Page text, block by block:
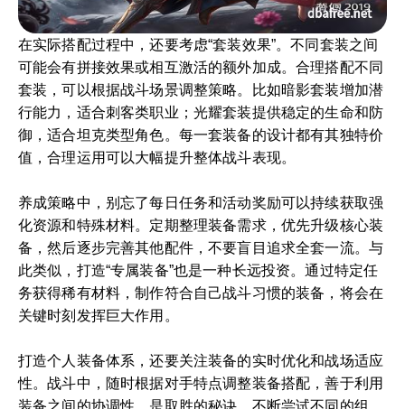
在实际搭配过程中，还要考虑“套装效果”。不同套装之间
可能会有拼接效果或相互激活的额外加成。合理搭配不同
套装，可以根据战斗场景调整策略。比如暗影套装增加潜
行能力，适合刺客类职业；光耀套装提供稳定的生命和防
御，适合坦克类型角色。每一套装备的设计都有其独特价
值，合理运用可以大幅提升整体战斗表现。
养成策略中，别忘了每日任务和活动奖励可以持续获取强
化资源和特殊材料。定期整理装备需求，优先升级核心装
备，然后逐步完善其他配件，不要盲目追求全套一流。与
此类似，打造“专属装备”也是一种长远投资。通过特定任
务获得稀有材料，制作符合自己战斗习惯的装备，将会在
关键时刻发挥巨大作用。
打造个人装备体系，还要关注装备的实时优化和战场适应
性。战斗中，随时根据对手特点调整装备搭配，善于利用
装备之间的协调性，是取胜的秘诀。不断尝试不同的组